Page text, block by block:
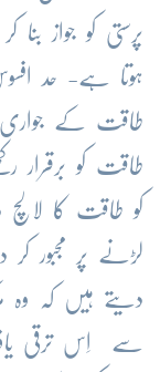
پرستی کو جواز
ہوتا ہے- حد
طاقت کے جواری
طاقت کو برقرار
کو طاقت کا
لڑنے پر مجبور کر
دیتے ہیں کہ وہ
سے اِس ترقی